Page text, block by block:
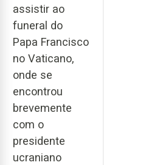
assistir ao
funeral do
Papa Francisco
no Vaticano,
onde se
encontrou
brevemente
com o
presidente
ucraniano